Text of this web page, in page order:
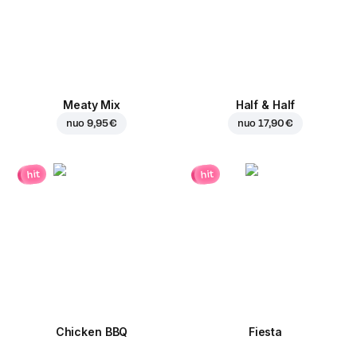
Meaty Mix
nuo9,95 €
Half & Half
nuo17,90 €
hit
Chicken BBQ
hit
Fiesta